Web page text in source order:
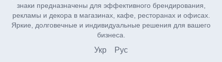
знаки предназначены для эффективного брендирования,
рекламы и декора в магазинах, кафе, ресторанах и офисах.
Яркие, долговечные и индивидуальные решения для вашего
бизнеса.
Укр Рус